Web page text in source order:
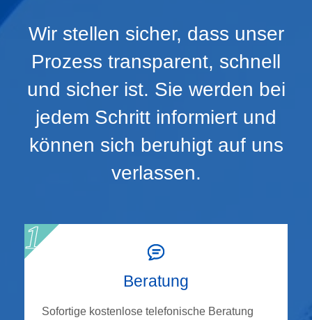
Wir stellen sicher, dass unser
Prozess transparent, schnell
und sicher ist. Sie werden bei
jedem Schritt informiert und
können sich beruhigt auf uns
verlassen.
Beratung
Sofortige kostenlose telefonische Beratung